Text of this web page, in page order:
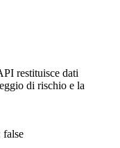
restituisce dati
di rischio e la
false